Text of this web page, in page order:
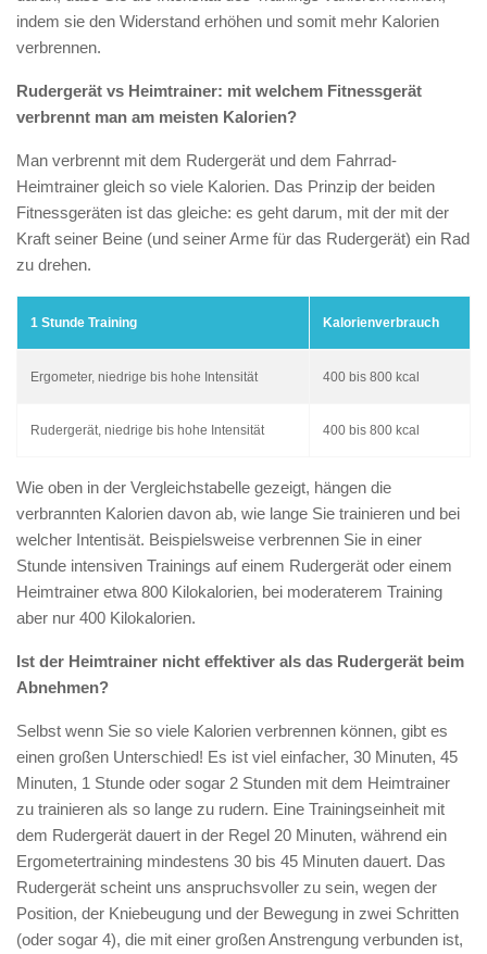
indem sie den Widerstand erhöhen und somit mehr Kalorien
verbrennen.
Rudergerät vs Heimtrainer: mit welchem Fitnessgerät
verbrennt man am meisten Kalorien?
Man verbrennt mit dem Rudergerät und dem Fahrrad-
Heimtrainer gleich so viele Kalorien. Das Prinzip der beiden
Fitnessgeräten ist das gleiche: es geht darum, mit der mit der
Kraft seiner Beine (und seiner Arme für das Rudergerät) ein Rad
zu drehen.
1 Stunde Training Kalorienverbrauch
Ergometer, niedrige bis hohe Intensität 400 bis 800 kcal
Rudergerät, niedrige bis hohe Intensität 400 bis 800 kcal
Wie oben in der Vergleichstabelle gezeigt, hängen die
verbrannten Kalorien davon ab, wie lange Sie trainieren und bei
welcher Intentisät. Beispielsweise verbrennen Sie in einer
Stunde intensiven Trainings auf einem Rudergerät oder einem
Heimtrainer etwa 800 Kilokalorien, bei moderaterem Training
aber nur 400 Kilokalorien.
Ist der Heimtrainer nicht effektiver als das Rudergerät beim
Abnehmen?
Selbst wenn Sie so viele Kalorien verbrennen können, gibt es
einen großen Unterschied! Es ist viel einfacher, 30 Minuten, 45
Minuten, 1 Stunde oder sogar 2 Stunden mit dem Heimtrainer
zu trainieren als so lange zu rudern. Eine Trainingseinheit mit
dem Rudergerät dauert in der Regel 20 Minuten, während ein
Ergometertraining mindestens 30 bis 45 Minuten dauert. Das
Rudergerät scheint uns anspruchsvoller zu sein, wegen der
Position, der Kniebeugung und der Bewegung in zwei Schritten
(oder sogar 4), die mit einer großen Anstrengung verbunden ist,